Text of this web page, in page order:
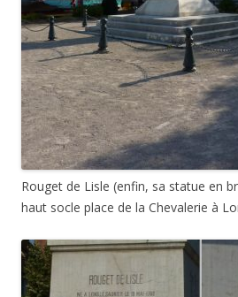
Rouget de Lisle (enfin, sa statue en
haut socle place de la Chevalerie à